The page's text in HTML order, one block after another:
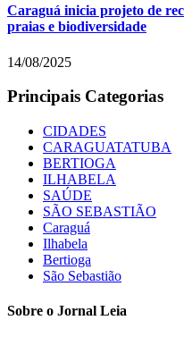
Caraguá inicia projeto de
praias e biodiversidade
14/08/2025
Principais Categorias
CIDADES
CARAGUATATUBA
BERTIOGA
ILHABELA
SAÚDE
SÃO SEBASTIÃO
Caraguá
Ilhabela
Bertioga
São Sebastião
Sobre o Jornal Leia